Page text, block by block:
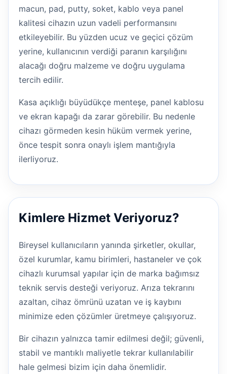
macun, pad, putty, soket, kablo veya panel
kalitesi cihazın uzun vadeli performansını
etkileyebilir. Bu yüzden ucuz ve geçici çözüm
yerine, kullanıcının verdiği paranın karşılığını
alacağı doğru malzeme ve doğru uygulama
tercih edilir.
Kasa açıklığı büyüdükçe menteşe, panel kablosu
ve ekran kapağı da zarar görebilir. Bu nedenle
cihazı görmeden kesin hüküm vermek yerine,
önce tespit sonra onaylı işlem mantığıyla
ilerliyoruz.
Kimlere Hizmet Veriyoruz?
Bireysel kullanıcıların yanında şirketler, okullar,
özel kurumlar, kamu birimleri, hastaneler ve çok
cihazlı kurumsal yapılar için de marka bağımsız
teknik servis desteği veriyoruz. Arıza tekrarını
azaltan, cihaz ömrünü uzatan ve iş kaybını
minimize eden çözümler üretmeye çalışıyoruz.
Bir cihazın yalnızca tamir edilmesi değil; güvenli,
stabil ve mantıklı maliyetle tekrar kullanılabilir
hale gelmesi bizim için daha önemlidir.